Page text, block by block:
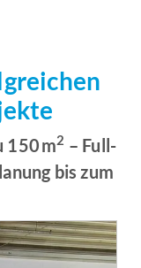
150 m2 – Full-
bis zum